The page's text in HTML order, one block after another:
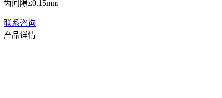
齿间隙≤0.15mm
联系咨询
产品详情